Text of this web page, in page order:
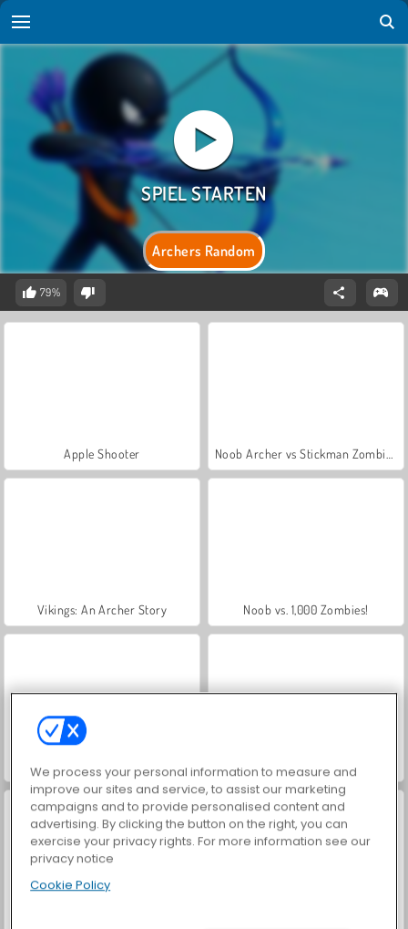
Archers Random
79%
Apple Shooter
Vikings: An Archer Story Noob vs. 1,000 Zombies!
We process your personal information to measure and
improve our sites and service, to assist our marketing
campaigns and to provide personalised content and
advertising. By clicking the button on the right, you can
exercise your privacy rights. For more information see our
privacy notice
Cookie Policy